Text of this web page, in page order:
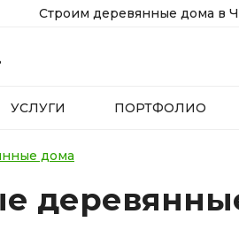
Строим деревянные дома в
УСЛУГИ ПОРТФОЛИО
дома